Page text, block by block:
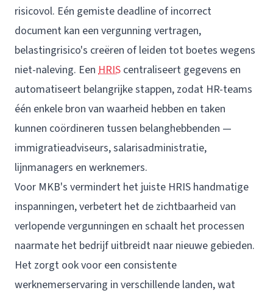
risicovol. Eén gemiste deadline of incorrect
document kan een vergunning vertragen,
belastingrisico's creëren of leiden tot boetes wegens
niet-naleving. Een HRIS centraliseert gegevens en
automatiseert belangrijke stappen, zodat HR-teams
één enkele bron van waarheid hebben en taken
kunnen coördineren tussen belanghebbenden —
immigratieadviseurs, salarisadministratie,
lijnmanagers en werknemers.
Voor MKB's vermindert het juiste HRIS handmatige
inspanningen, verbetert het de zichtbaarheid van
verlopende vergunningen en schaalt het processen
naarmate het bedrijf uitbreidt naar nieuwe gebieden.
Het zorgt ook voor een consistente
werknemerservaring in verschillende landen, wat